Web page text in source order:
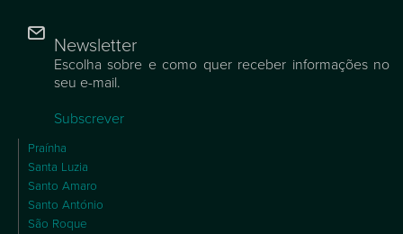
Newsletter
Escolha sobre e como quer receber informações no
seu e-mail.
Subscrever
Praínha
Santa Luzia
Santo Amaro
Santo António
São Roque